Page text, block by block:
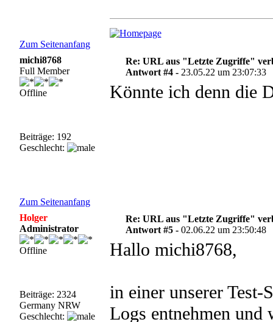
Zum Seitenanfang
michi8768
Full Member
Offline
Beiträge: 192
Geschlecht:
Re: URL aus "Letzte Zugriffe"
Antwort #4 - 23.05.22 um 23:07:33
Könnte ich denn die
Zum Seitenanfang
Holger
Administrator
Offline
Beiträge: 2324
Germany NRW
Geschlecht:
Re: URL aus "Letzte Zugriffe"
Antwort #5 -02.06.22 um 23:50:48
Hallo michi8768,
in einer unserer
Logs entnehmen und